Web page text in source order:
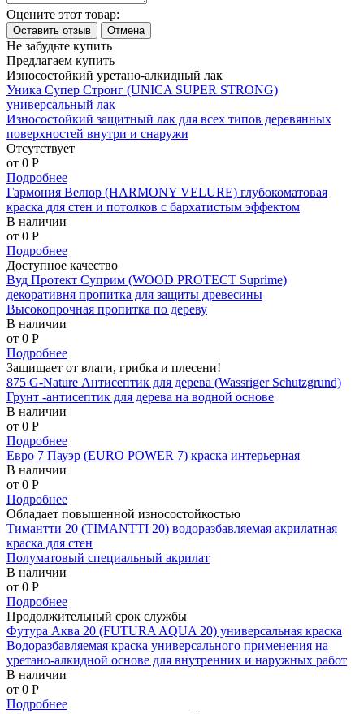
Оцените этот товар:
Не забудьте купить
Предлагаем купить
Износостойкий уретано-алкидный лак
Уника Супер Стронг (UNICA SUPER STRONG)
универсальный лак
Износостойкий защитный лак для всех типов деревянных
поверхностей внутри и снаружи
Отсутствует
от 0 P
Подробнее
Гармония Велюр (HARMONY VELURE) глубокоматовая
краска для стен и потолков с бархатистым эффектом
В наличии
от 0 P
Подробнее
Доступное качество
Вуд Протект Суприм (WOOD PROTECT Suprime)
декоративня пропитка для защиты древесины
Высокопрочная пропитка по дереву
В наличии
от 0 P
Подробнее
Защищает от влаги, грибка и плесени!
875 G-Nature Антисептик для дерева (Wassriger Schutzgrund)
Грунт -антисептик для дерева на водной основе
В наличии
от 0 P
Подробнее
Евро 7 Пауэр (EURO POWER 7) краска интерьерная
В наличии
от 0 P
Подробнее
Обладает повышенной износостойкостью
Тимантти 20 (TIMANTTI 20) водоразбавляемая акрилатная
краска для стен
Полуматовый специальный акрилат
В наличии
от 0 P
Подробнее
Продолжительный срок службы
Футура Аква 20 (FUTURA AQUA 20) универсальная краска
Водоразбавляемая краска универсального применения на
уретано-алкидной основе для внутренних и наружных работ
В наличии
от 0 P
Подробнее